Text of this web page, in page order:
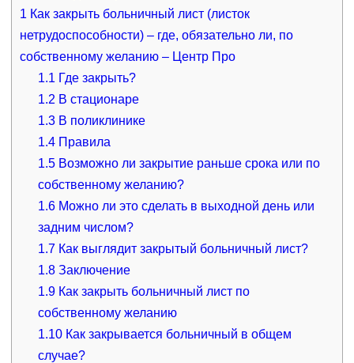
1 Как закрыть больничный лист (листок
нетрудоспособности) – где, обязательно ли, по
собственному желанию – Центр Про
1.1 Где закрыть?
1.2 В стационаре
1.3 В поликлинике
1.4 Правила
1.5 Возможно ли закрытие раньше срока или по
собственному желанию?
1.6 Можно ли это сделать в выходной день или
задним числом?
1.7 Как выглядит закрытый больничный лист?
1.8 Заключение
1.9 Как закрыть больничный лист по
собственному желанию
1.10 Как закрывается больничный в общем
случае?